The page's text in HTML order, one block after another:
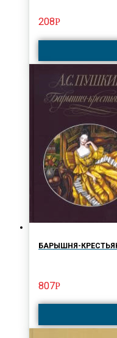
208Р
807Р